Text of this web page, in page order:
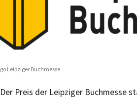
Leipziger Buchmesse
Der Preis der Leipziger Buchmesse